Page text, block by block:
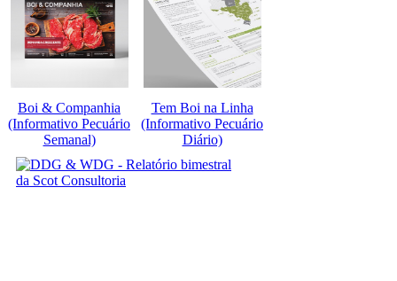
Boi & Companhia
(Informativo Pecuário
Semanal)
Tem Boi na Linha
(Informativo Pecuário
Diário)